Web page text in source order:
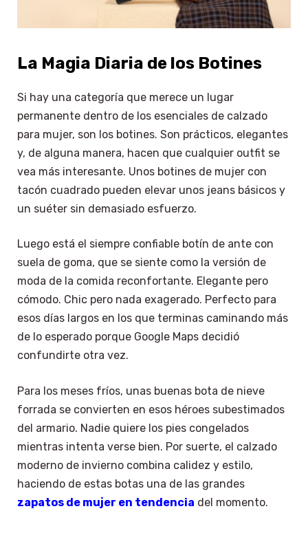
La Magia Diaria de los Botines
Si hay una categoría que merece un lugar
permanente dentro de los esenciales de calzado
para mujer, son los botines. Son prácticos, elegantes
y, de alguna manera, hacen que cualquier outfit se
vea más interesante. Unos botines de mujer con
tacón cuadrado pueden elevar unos jeans básicos y
un suéter sin demasiado esfuerzo.
Luego está el siempre confiable botín de ante con
suela de goma, que se siente como la versión de
moda de la comida reconfortante. Elegante pero
cómodo. Chic pero nada exagerado. Perfecto para
esos días largos en los que terminas caminando más
de lo esperado porque Google Maps decidió
confundirte otra vez.
Para los meses fríos, unas buenas bota de nieve
forrada se convierten en esos héroes subestimados
del armario. Nadie quiere los pies congelados
mientras intenta verse bien. Por suerte, el calzado
moderno de invierno combina calidez y estilo,
haciendo de estas botas una de las grandes
zapatos de mujer en tendencia del momento.